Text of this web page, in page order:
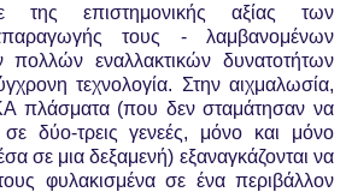
της επιστημονικής αξίας των
τους - λαμβανομένων
πολλών εναλλακτικών δυνατοτήτων
τεχνολογία. Στην αιχμαλωσία,
πλάσματα (που δεν σταμάτησαν να
σε δύο-τρεις γενεές, μόνο και μόνο
σε μια δεξαμενή) εξαναγκάζονται να
φυλακισμένα σε ένα περιβάλλον